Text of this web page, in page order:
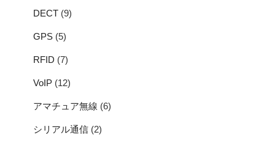
DECT (9)
GPS (5)
RFID (7)
VoIP (12)
アマチュア無線 (6)
シリアル通信 (2)